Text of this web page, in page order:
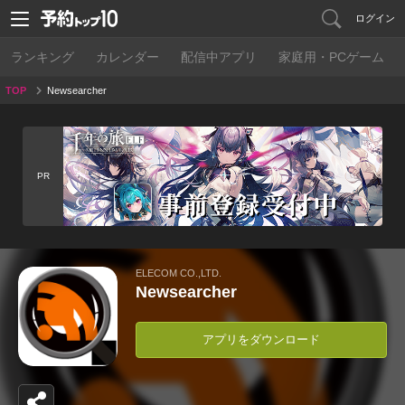
ログイン
ランキング カレンダー 配信中アプリ 家庭用・PCゲーム
TOP Newsearcher
PR
ELECOM CO.,LTD.
Newsearcher
アプリをダウンロード